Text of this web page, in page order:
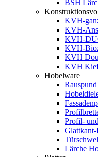
BSH
KVH-
KVH-
KVH-
KVH-
KVH
KVH
Hobelware
Rauspund
Profil-
Lärche